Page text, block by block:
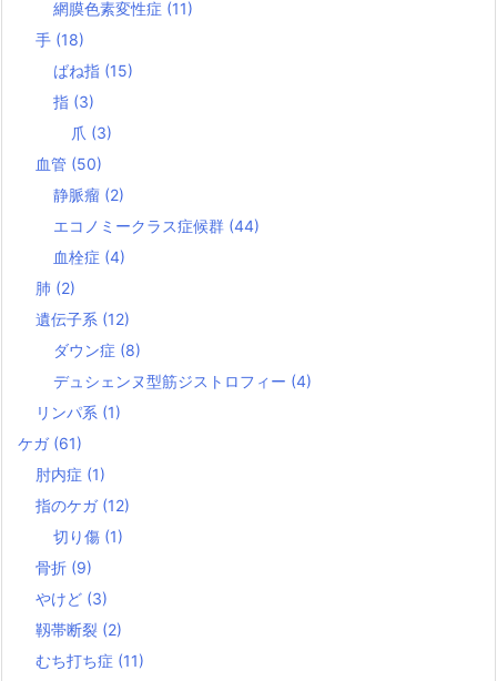
網膜色素変性症 (11)
手 (18)
ばね指 (15)
指 (3)
爪 (3)
血管 (50)
静脈瘤 (2)
エコノミークラス症候群 (44)
血栓症 (4)
肺 (2)
遺伝子系 (12)
ダウン症 (8)
デュシェンヌ型筋ジストロフィー (4)
リンパ系 (1)
ケガ (61)
肘内症 (1)
指のケガ (12)
切り傷 (1)
骨折 (9)
やけど (3)
靱帯断裂 (2)
むち打ち症 (11)